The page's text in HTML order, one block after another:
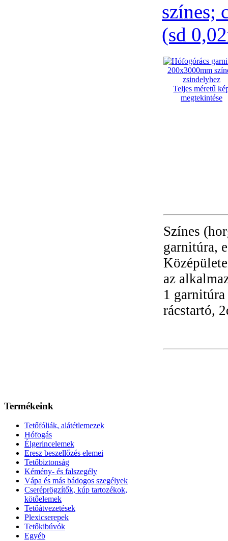
színes;
(sd
Teljes méretű
megtekintése
Színes
garnitúra,
az
1
rácstartó,
Termékeink
Tetőfóliák, alátétlemezek
Hófogás
Élgerincelemek
Eresz beszellőzés elemei
Tetőbiztonság
Kémény- és falszegély
Vápa és más bádogos szegélyek
Cseréprögzítők, kúp tartozékok,
kötőelemek
Tetőátvezetések
Plexicserepek
Tetőkibúvók
Egyéb